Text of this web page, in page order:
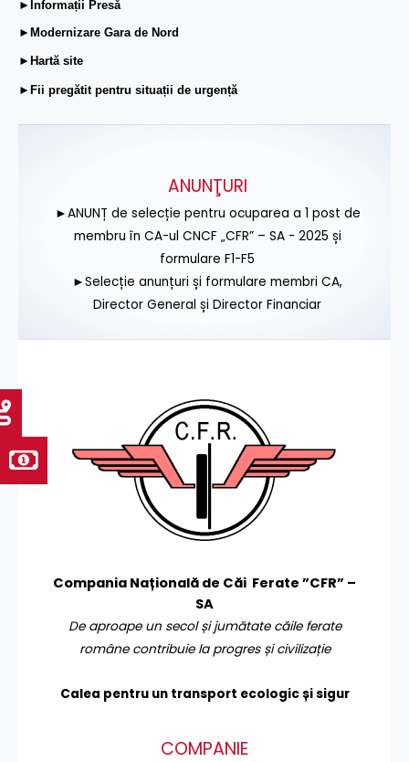
►Informații Presă
►Modernizare Gara de Nord
►Hartă site
►Fii pregătit pentru situații de urgență
ANUNŢURI
►ANUNȚ de selecție pentru ocuparea a 1 post de
membru în CA-ul CNCF „CFR” – SA - 2025 și
formulare F1-F5
►Selecție anunțuri și formulare membri CA,
Director General și Director Financiar
Compania Națională de Căi Ferate ”CFR” –
SA
De aproape un secol și jumătate căile ferate
române contribuie la progres și civilizație
Calea pentru un transport ecologic și sigur
COMPANIE